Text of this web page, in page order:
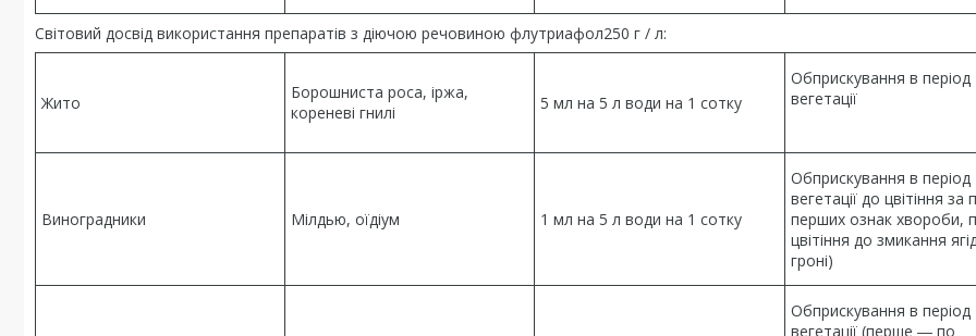
Світовий досвід використання препаратів з діючою речовиною флутриафол250 г / л:
Жито
Борошниста роса, іржа,
кореневі гнилі
5 мл на 5 л води на 1 сотку
Обприскування в період
вегетації
Виноградники Мілдью, оїдіум 1 мл на 5 л води на 1 сотку
Обприскування в період
вегетації до цвітіння за
перших ознак хвороби,
цвітіння до змикання
гроні)
Обприскування в період
вегетації (перше ― по